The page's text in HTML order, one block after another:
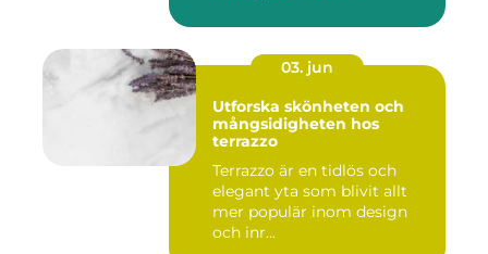
03. jun
Utforska skönheten och
mångsidigheten hos
terrazzo
Terrazzo är en tidlös och
elegant yta som blivit allt
mer populär inom design
och inr...